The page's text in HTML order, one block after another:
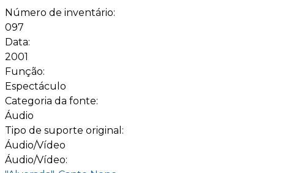
Número de inventário:
097
Data:
2001
Função:
Espectáculo
Categoria da fonte:
Áudio
Tipo de suporte original:
Áudio/Vídeo
Áudio/Vídeo: